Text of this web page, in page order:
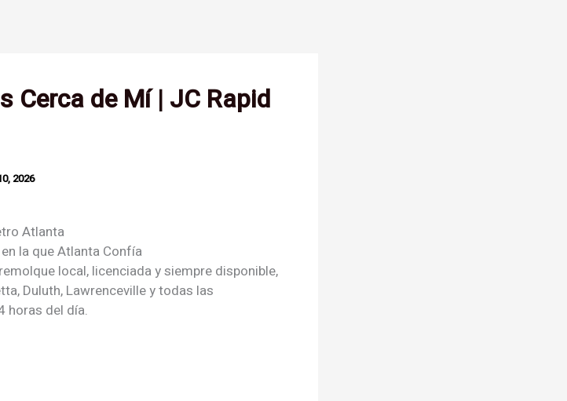
Cerca de Mí | JC Rapid
2026
Atlanta
la que Atlanta Confía
local, licenciada y siempre disponible,
Duluth, Lawrenceville y todas las
horas del día.